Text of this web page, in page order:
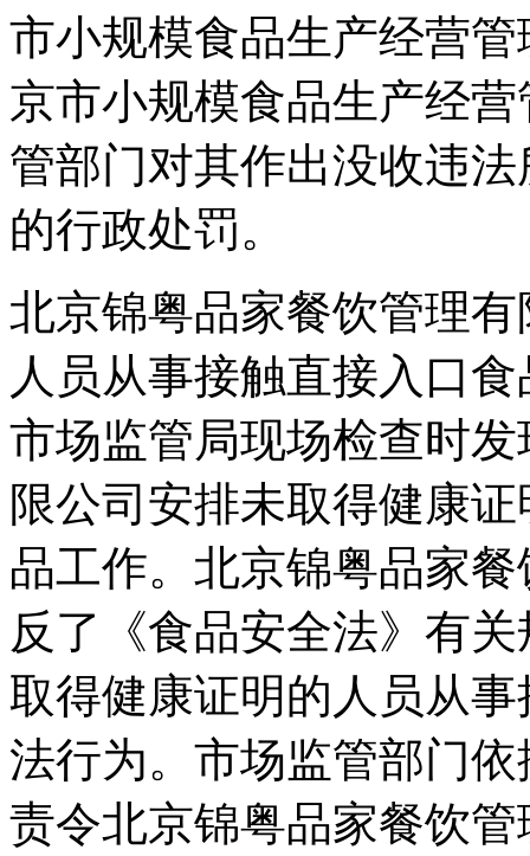
市小规模食品生产经营
京市小规模食品生产经
管部门对其作出没收违
的行政处罚。
北京锦粤品家餐饮管理
人员从事接触直接入口
市场监管局现场检查时
限公司安排未取得健康
品工作。北京锦粤品家
反了《食品安全法》有
取得健康证明的人员从
法行为。市场监管部门
责令北京锦粤品家餐饮